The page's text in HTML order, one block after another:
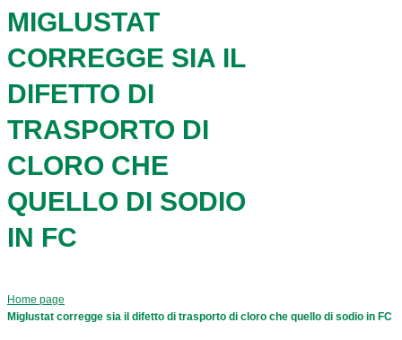
MIGLUSTAT
CORREGGE SIA IL
DIFETTO DI
TRASPORTO DI
CLORO CHE
QUELLO DI SODIO
IN FC
Home page
Miglustat corregge sia il difetto di trasporto di cloro che quello di sodio in FC